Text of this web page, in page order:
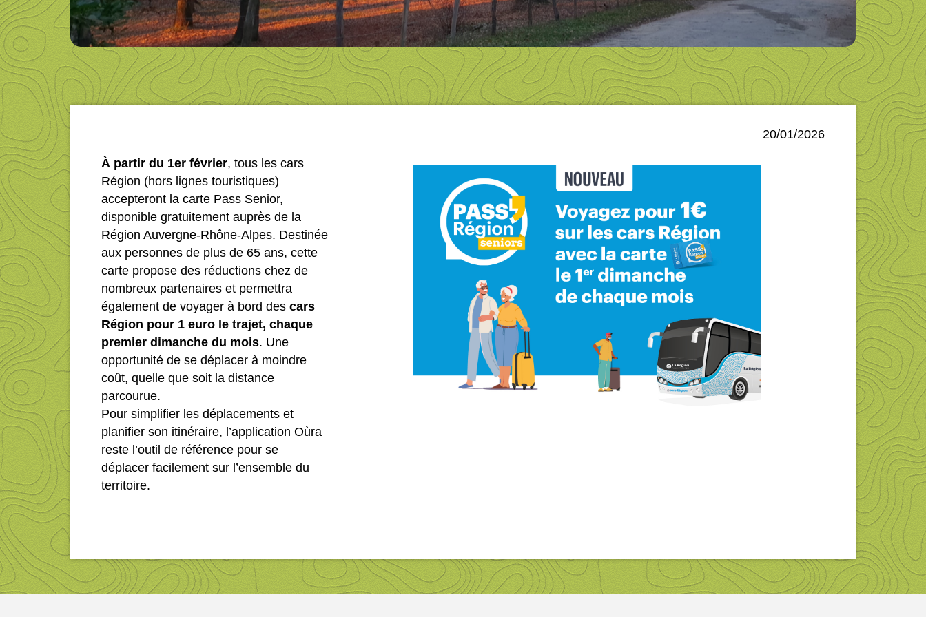
20/01/2026
À partir du 1er février, tous les cars
Région (hors lignes touristiques)
accepteront la carte Pass Senior,
disponible gratuitement auprès de la
Région Auvergne-Rhône-Alpes. Destinée
aux personnes de plus de 65 ans, cette
carte propose des réductions chez de
nombreux partenaires et permettra
également de voyager à bord des cars
Région pour 1 euro le trajet, chaque
premier dimanche du mois. Une
opportunité de se déplacer à moindre
coût, quelle que soit la distance
parcourue.
Pour simplifier les déplacements et
planifier son itinéraire, l’application Oùra
reste l’outil de référence pour se
déplacer facilement sur l’ensemble du
territoire.